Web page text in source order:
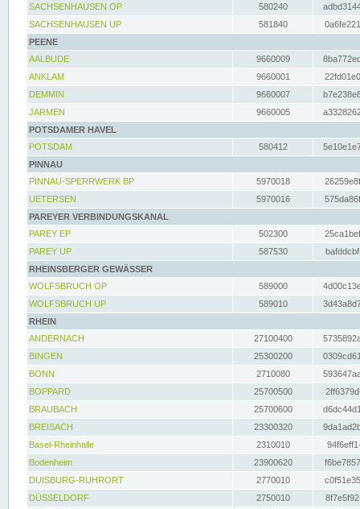
SACHSENHAUSEN OP
580240
SACHSENHAUSEN UP
581840
PEENE
AALBUDE
9660009
ANKLAM
9660001
DEMMIN
9660007
JARMEN
9660005
POTSDAMER HAVEL
POTSDAM
580412
PINNAU
PINNAU-SPERRWERK BP
5970018
UETERSEN
5970016
PAREYER VERBINDUNGSKANAL
PAREY EP
502300
PAREY UP
587530
RHEINSBERGER GEWÄSSER
WOLFSBRUCH OP
589000
WOLFSBRUCH UP
589010
RHEIN
ANDERNACH
27100400
BINGEN
25300200
BONN
2710080
BOPPARD
25700500
BRAUBACH
25700600
BREISACH
23300320
Basel-Rheinhalle
2310010
Bodenheim
23900620
DUISBURG-RUHRORT
2770010
DÜSSELDORF
2750010